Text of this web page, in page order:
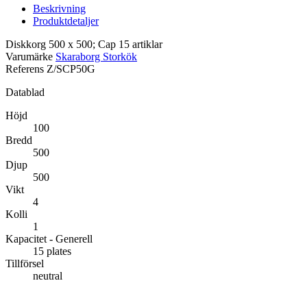
Beskrivning
Produktdetaljer
Diskkorg 500 x 500; Cap 15 artiklar
Varumärke Skaraborg Storkök
Referens Z/SCP50G
Datablad
Höjd
100
Bredd
500
Djup
500
Vikt
4
Kolli
1
Kapacitet - Generell
15 plates
Tillförsel
neutral